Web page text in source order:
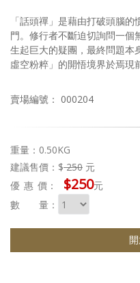
「話頭禪」是藉由打破頭腦
門。修行者不斷迫切詢問一個
生起巨大的疑團，最終問題本
虛空粉粹」的開悟境界於焉現
賣場編號： 000204
重量：0.50KG
建議售價：$250 元
優惠 價： $250元
數 量：